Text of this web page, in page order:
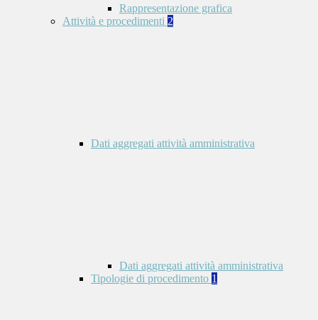
Rappresentazione grafica
Attività e procedimenti 2
Dati aggregati attività amministrativa
Dati aggregati attività amministrativa
Tipologie di procedimento 1